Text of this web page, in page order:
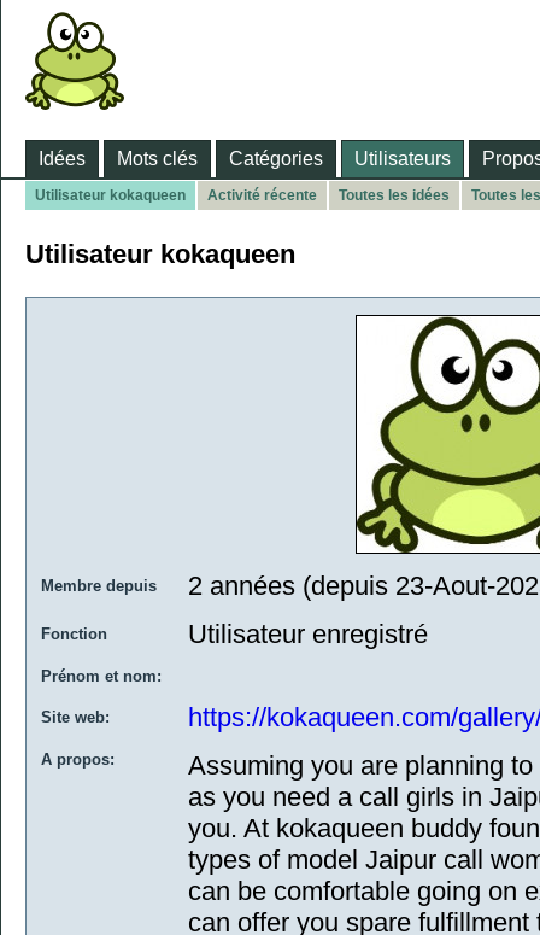
Idées Mots clés Catégories Utilisateurs
Utilisateur kokaqueen Activité récente Toutes les idées Toutes
Utilisateur kokaqueen
Membre depuis 2 années (depuis 23-Aout-
Fonction Utilisateur enregistré
Prénom et nom:
Site web: https://kokaqueen.com/
A propos:
Assuming you are planning
as you need a call girls in
you. At kokaqueen buddy
types of model Jaipur call
can be comfortable going on
can offer you spare